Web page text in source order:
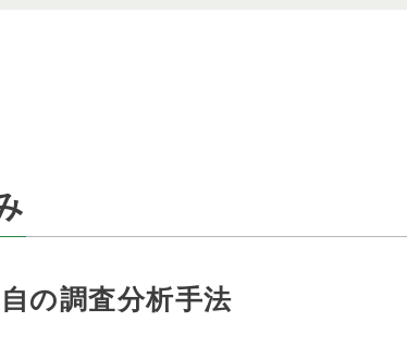
の調査分析手法